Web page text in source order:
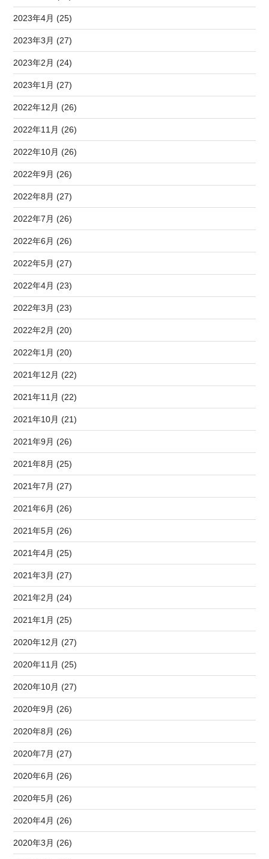
2023年4月 (25)
2023年3月 (27)
2023年2月 (24)
2023年1月 (27)
2022年12月 (26)
2022年11月 (26)
2022年10月 (26)
2022年9月 (26)
2022年8月 (27)
2022年7月 (26)
2022年6月 (26)
2022年5月 (27)
2022年4月 (23)
2022年3月 (23)
2022年2月 (20)
2022年1月 (20)
2021年12月 (22)
2021年11月 (22)
2021年10月 (21)
2021年9月 (26)
2021年8月 (25)
2021年7月 (27)
2021年6月 (26)
2021年5月 (26)
2021年4月 (25)
2021年3月 (27)
2021年2月 (24)
2021年1月 (25)
2020年12月 (27)
2020年11月 (25)
2020年10月 (27)
2020年9月 (26)
2020年8月 (26)
2020年7月 (27)
2020年6月 (26)
2020年5月 (26)
2020年4月 (26)
2020年3月 (26)